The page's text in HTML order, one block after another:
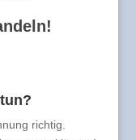
richtig.